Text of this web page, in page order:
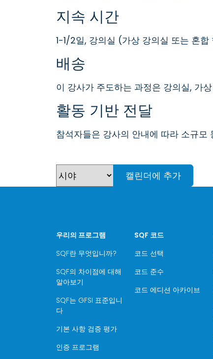
지속 시간
1-1/2일, 강의실 (가상 강의실 또는 혼
배송
이 강사가 주도하는 과정은 강의실, 가
활동 기반 전달
참석자들은 강사의 안내에 따라 소규모
캘린더에 추가
우리의 프로그램
SQF란 무엇입니까?
SQF의 차이점에 대해
알아보기
SQF는 GFSI 표준입니
다
기본 사항 검증 평가
인증 프로그램
SQF 코드
코드 선택
코드 준수
코드 에디션 아카이브